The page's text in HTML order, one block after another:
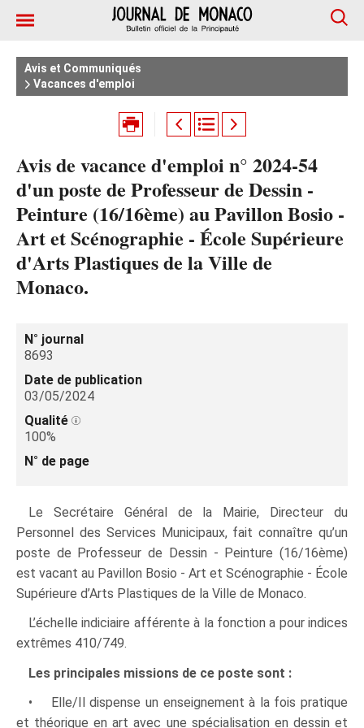
Avis et Communiqués
Vacances d'emploi
Avis de vacance d'emploi n° 2024‑54
d'un poste de Professeur de Dessin -
Peinture (16/16ème) au Pavillon Bosio -
Art et Scénographie - École Supérieure
d'Arts Plastiques de la Ville de
Monaco.
N° journal
8693
Date de publication
03/05/2024
Qualité
100%
N° de page
Le Secrétaire Général de la Mairie, Directeur du
Personnel des Services Municipaux, fait connaître qu’un
poste de Professeur de Dessin - Peinture (16/16ème)
est vacant au Pavillon Bosio - Art et Scénographie - École
Supérieure d’Arts Plastiques de la Ville de Monaco.
L’échelle indiciaire afférente à la fonction a pour indices
extrêmes 410/749.
Les principales missions de ce poste sont :
• Elle/Il dispense un enseignement à la fois pratique
et théorique en art avec une spécialisation en dessin et